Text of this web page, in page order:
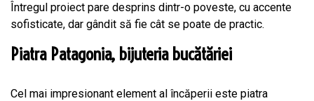
Întregul proiect pare desprins dintr-o poveste, cu accente
sofisticate, dar gândit să fie cât se poate de practic.
Piatra Patagonia, bijuteria bucătăriei
Cel mai impresionant element al încăperii este piatra